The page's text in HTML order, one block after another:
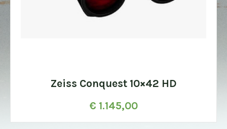
Zeiss Conquest 10×42 HD
€ 1.145,00